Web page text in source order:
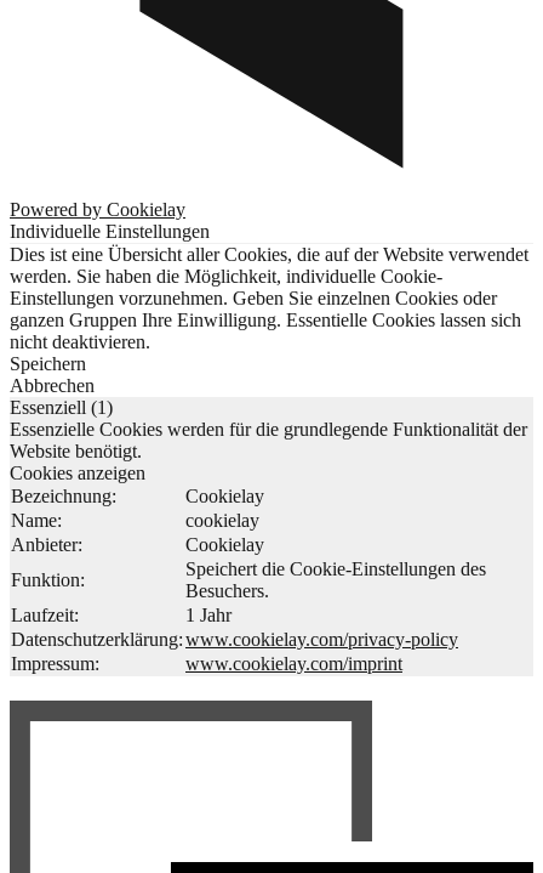
Powered by Cookielay
Individuelle Einstellungen
Dies ist eine Übersicht aller Cookies, die auf der Website verwendet
werden. Sie haben die Möglichkeit, individuelle Cookie-
Einstellungen vorzunehmen. Geben Sie einzelnen Cookies oder
ganzen Gruppen Ihre Einwilligung. Essentielle Cookies lassen sich
nicht deaktivieren.
Speichern
Abbrechen
Essenziell (1)
Essenzielle Cookies werden für die grundlegende Funktionalität der
Website benötigt.
Cookies anzeigen
Bezeichnung:
Cookielay
Name:
cookielay
Anbieter:
Cookielay
Funktion:
Speichert die Cookie-Einstellungen des
Besuchers.
Laufzeit:
1 Jahr
Datenschutzerklärung:www.cookielay.com/privacy-policy
Impressum:
www.cookielay.com/imprint